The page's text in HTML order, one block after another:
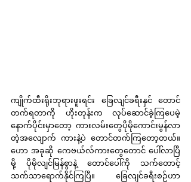
ကျိုက်ထီးရိုးဘုရားဖူးရင်း ခြေလျင်ခရီးနှင် တောင်
တက်ရတာကို ဟိုးတုန်းက လုပ်ဆောင်ခဲ့ကြပေမဲ့
နောက်ပိုင်းမှာတော့ ကားလမ်းတွေပိုမိုကောင်းမွန်လာ
တဲ့အလျောက် ကားနဲ့ပဲ တောင်တက်ကြတော့တယ်။
ဟော အခုဆို ကေဗယ်လ်ကားတွေတောင် ပေါ်လာပြီ
မို့ ပိုမိုလျင်မြန်စွာနဲ့ တောင်ပေါ်ကို သက်တောင့်
သက်သာရောက်နိုင်ကြပြီ။ ခြေလျင်ခရီးစဉ်ဟာ